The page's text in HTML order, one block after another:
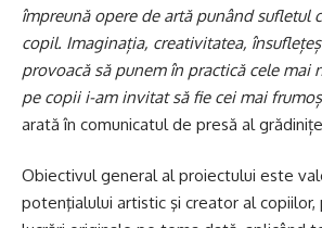
împreună opere de artă punând sufletul
copil. Imaginația, creativitatea,
provoacă să punem în practică cele mai
pe copii i-am invitat să fie cei mai
arată în comunicatul de presă al
Obiectivul general al proiectului este
potenţialului artistic şi creator al copiilor,